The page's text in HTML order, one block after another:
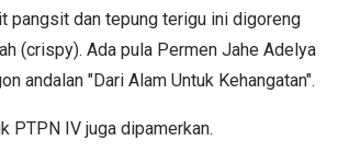
pangsit dan tepung terigu ini digoreng
(crispy). Ada pula Permen Jahe Adelya
andalan "Dari Alam Untuk Kehangatan".
PTPN IV juga dipamerkan.